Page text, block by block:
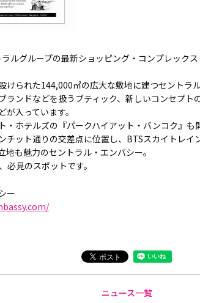
ルグループの最新ショッピング・コンプレック
けられた144,000㎡の広大な敷地に建つセントラ
ランドなどを扱うブティック、新しいコンセプト
入っています。
・ホテルズの『パークハイアット・バンコク』も
チット通りの交差点に位置し、BTSスカイトレイ
地も魅力のセントラル・エンバシー。
見のスポットです。
ー
ニュース一覧